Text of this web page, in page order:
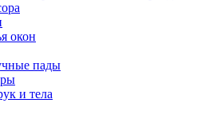
окон
пады
и тела